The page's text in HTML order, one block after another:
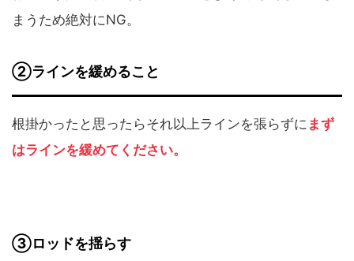
まうため絶対にNG。
②ラインを緩めること
根掛かったと思ったらそれ以上ラインを張らずに まず
はラインを緩めてください。
③ロッドを揺らす